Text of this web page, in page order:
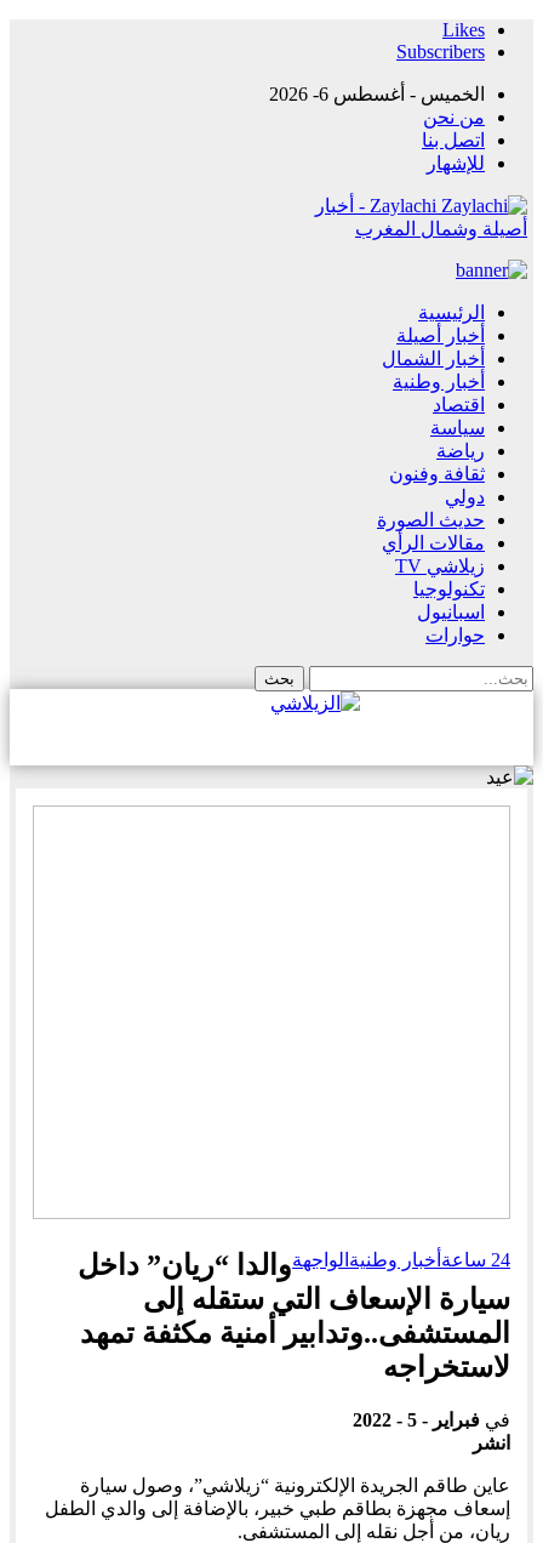
Likes
Subscribers
الخميس - أغسطس 6- 2026
من نحن
اتصل بنا
للإشهار
Zaylachi - أخبار
أصيلة وشمال المغرب
الرئيسية
أخبار أصيلة
أخبار الشمال
أخبار وطنية
اقتصاد
سياسة
رياضة
ثقافة وفنون
دولي
حديث الصورة
مقالات الرأي
زيلاشي TV
تكنولوجيا
اسبانيول
حوارات
24 ساعة أخبار وطنية الواجهةوالدا “ريان” داخل
سيارة الإسعاف التي ستقله إلى
المستشفى..وتدابير أمنية مكثفة تمهد
لاستخراجه
في فبراير - 5 - 2022
انشر
عاين طاقم الجريدة الإلكترونية “زيلاشي”، وصول سيارة
إسعاف مجهزة بطاقم طبي خبير، بالإضافة إلى والدي الطفل
ريان، من أجل نقله إلى المستشفى.